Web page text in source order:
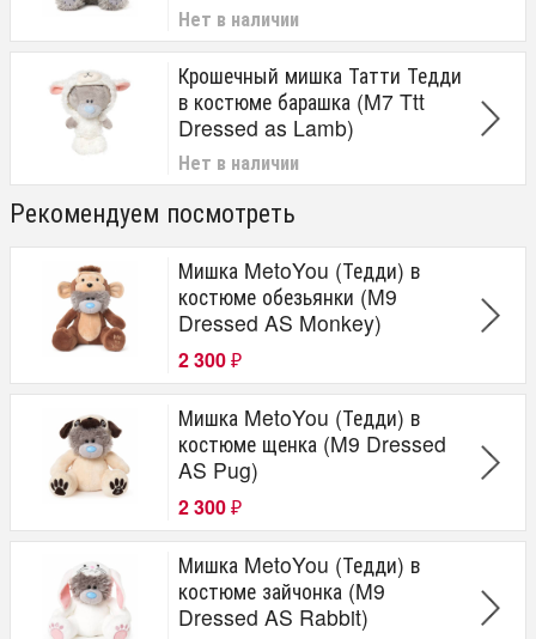
Нет в наличии
Крошечный мишка Татти Тедди
в костюме барашка (M7 Ttt
Dressed as Lamb)
Нет в наличии
Рекомендуем посмотреть
Мишка MetoYou (Тедди) в
костюме обезьянки (M9
Dressed AS Monkey)
2 300 ₽
Мишка MetoYou (Тедди) в
костюме щенка (M9 Dressed
AS Pug)
2 300 ₽
Мишка MetoYou (Тедди) в
костюме зайчонка (M9
Dressed AS Rabbit)